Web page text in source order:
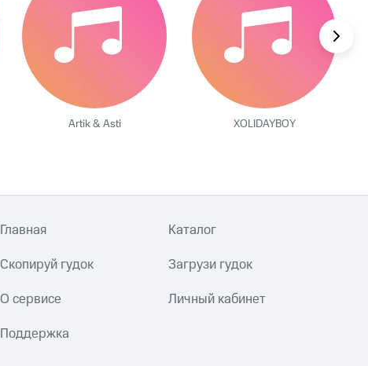
Artik & Asti XOLIDAYBOY
Главная Каталог
Скопируй гудок Загрузи гудок
О сервисе Личный кабинет
Поддержка